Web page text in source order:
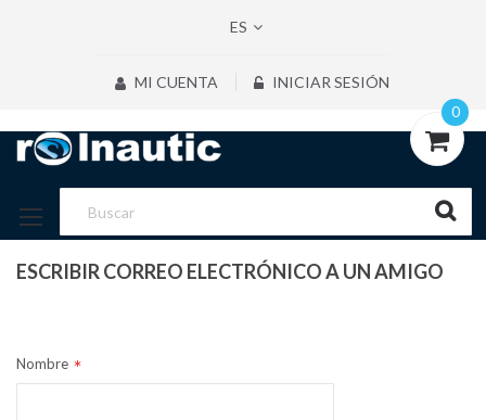
ES
MI CUENTA INICIAR SESIÓN
0
ESCRIBIR CORREO ELECTRÓNICO A UN AMIGO
Nombre